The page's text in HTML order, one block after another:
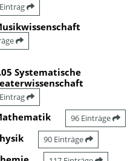
Systematische
96 Einträge
90 Einträge